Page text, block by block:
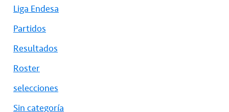
Liga Endesa
Partidos
Resultados
Roster
selecciones
Sin categoría